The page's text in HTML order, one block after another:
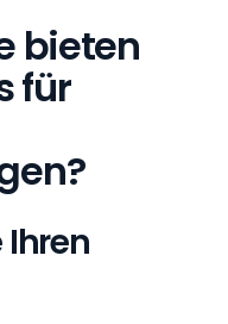
bieten
für
Ihren